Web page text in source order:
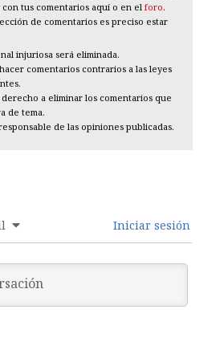
tus comentarios aquí o en el foro.
de comentarios es preciso estar
injuriosa será eliminada.
comentarios contrarios a las leyes
a eliminar los comentarios que
de tema.
de las opiniones publicadas.
Iniciar sesión